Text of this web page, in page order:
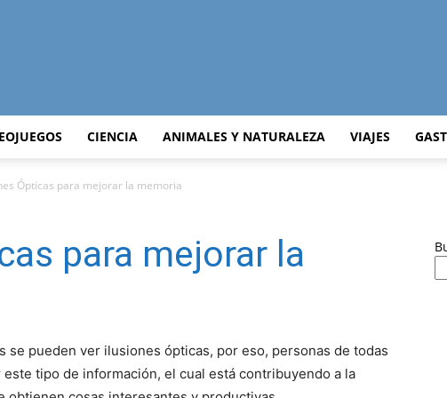
Curiosidades
del
CIENCIA ANIMALES Y NATURALEZA VIAJES
Ópticas para mejorar la memoria
para mejorar la
se pueden ver ilusiones ópticas, por eso, personas de todas
tipo de información, el cual está contribuyendo a la